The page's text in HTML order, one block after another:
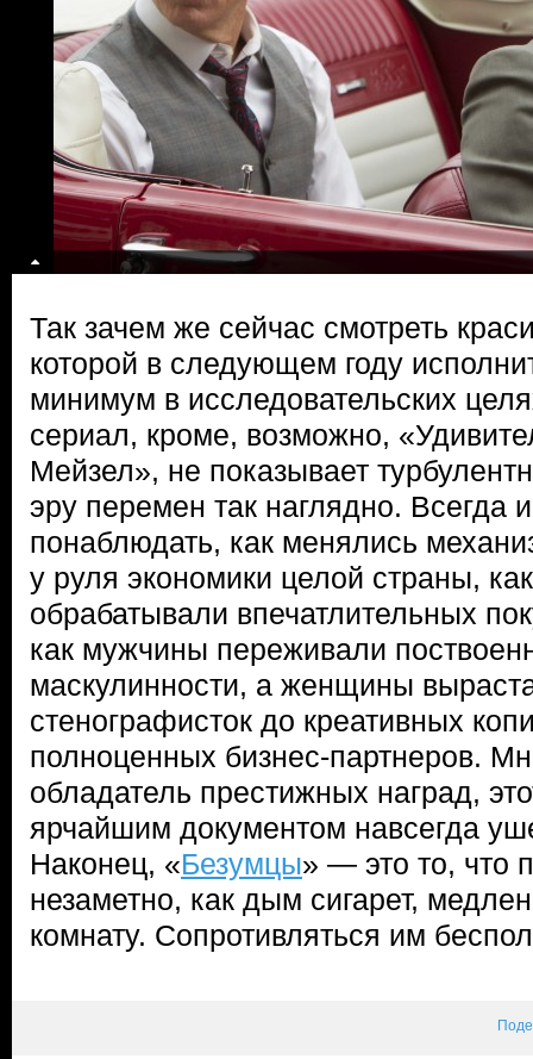
Так зачем же сейчас смотреть
которой в следующем году
минимум в исследовательских
сериал, кроме, возможно,
Мейзел», не показывает
эру перемен так наглядно. Всегда
понаблюдать, как менялись
у руля экономики целой страны,
обрабатывали впечатлительных
как мужчины переживали
маскулинности, а женщины
стенографисток до креативных
полноценных бизнес-партнеров.
обладатель престижных наград,
ярчайшим документом навсегда
Наконец, «Безумцы» — это то, что
незаметно, как дым сигарет,
комнату. Сопротивляться им